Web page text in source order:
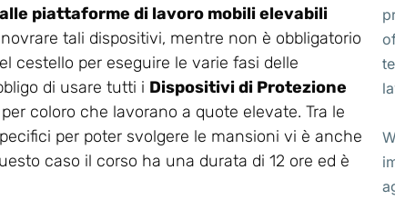
piattaforme di lavoro mobili elevabili
tali dispositivi, mentre non è obbligatorio
cestello per eseguire le varie fasi delle
di usare tutti i Dispositivi di Protezione
coloro che lavorano a quote elevate. Tra le
per poter svolgere le mansioni vi è anche
caso il corso ha una durata di 12 ore ed è